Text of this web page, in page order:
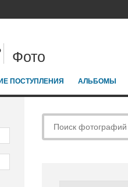
Фото
ПОСТУПЛЕНИЯ АЛЬБОМЫ